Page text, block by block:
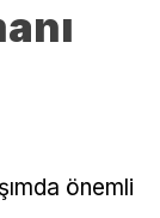
önemli